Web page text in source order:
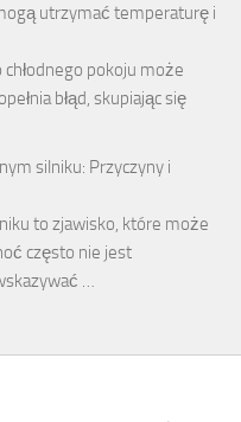
utrzymać temperaturę i
pokoju może
błąd, skupiając się
silniku: Przyczyny i
to zjawisko, które może
często nie jest
…